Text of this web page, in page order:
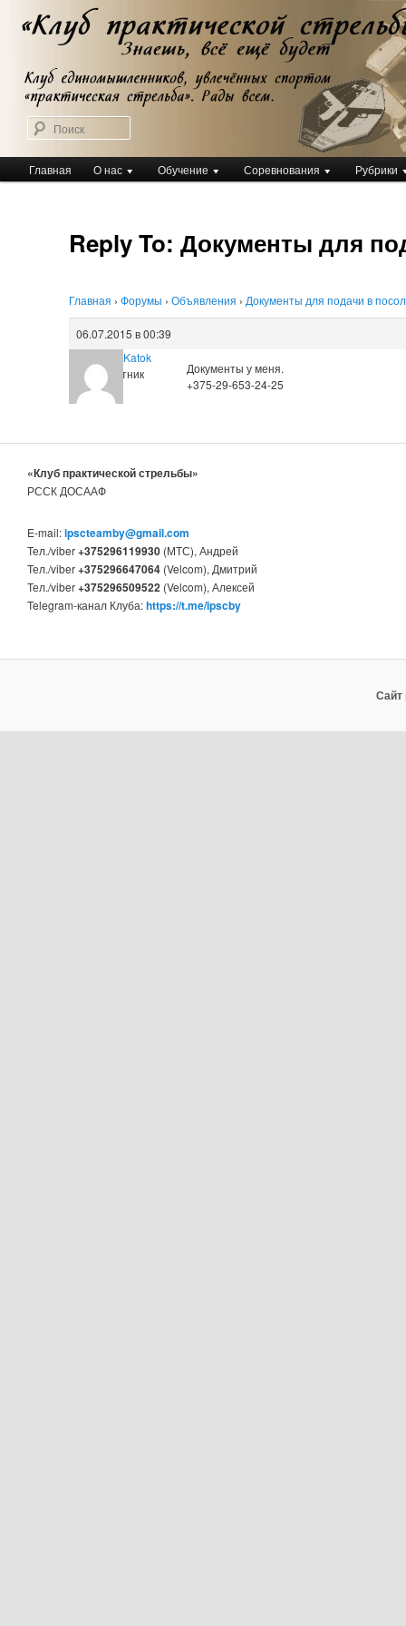
Перейти
основному
содержимому
Клуб практической стрельбы
Клуб практической стрельбы
Главное
меню
Главная О нас Обучение Соревнования Рубрики
Reply To: Документы для
Главная › Форумы › Объявления › Документы для подачи в
06.07.2015 в 00:39
Artsiom_Katok
Участник
Документы у меня.
+375-29-653-24-25
«Клуб практической стрельбы»
РССК ДОСААФ
E-mail:ipscteamby@gmail.com
Тел./viber+375296119930 (МТС), Андрей
Тел./viber+375296647064 (Velcom), Дмитрий
Тел./viber+375296509522 (Velcom), Алексей
Telegram-канал Клуба:https://t.me/ipscby
Сайт